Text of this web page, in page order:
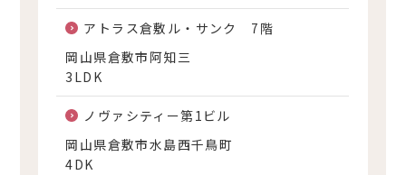
アトラス倉敷ル・サンク 7階
岡山県倉敷市阿知三
3LDK
ノヴァシティー第1ビル
岡山県倉敷市水島西千鳥町
4DK